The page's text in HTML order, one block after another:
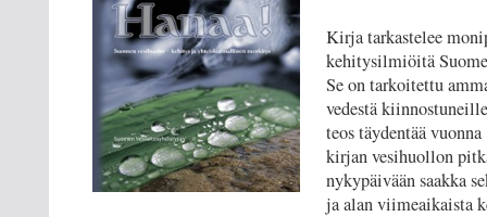
Kirja tarkastelee
kehitysilmiöitä
Se on tarkoitettu
vedestä
teos täydentää
kirjan vesihuollon
nykypäivään saakka
ja alan viimeaikaista